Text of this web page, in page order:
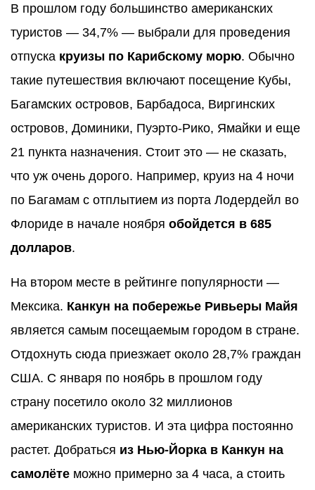
В прошлом году большинство американских
туристов — 34,7% — выбрали для проведения
отпуска круизы по Карибскому морю. Обычно
такие путешествия включают посещение Кубы,
Багамских островов, Барбадоса, Виргинских
островов, Доминики, Пуэрто-Рико, Ямайки и еще
21 пункта назначения. Стоит это — не сказать,
что уж очень дорого. Например, круиз на 4 ночи
по Багамам с отплытием из порта Лодердейл во
Флориде в начале ноября обойдется в 685
долларов.
На втором месте в рейтинге популярности —
Мексика. Канкун на побережье Ривьеры Майя
является самым посещаемым городом в стране.
Отдохнуть сюда приезжает около 28,7% граждан
США. С января по ноябрь в прошлом году
страну посетило около 32 миллионов
американских туристов. И эта цифра постоянно
растет. Добраться из Нью-Йорка в Канкун на
самолёте можно примерно за 4 часа, а стоить